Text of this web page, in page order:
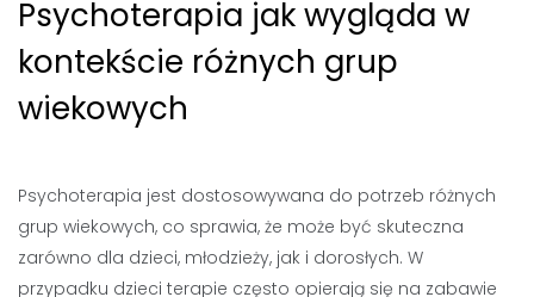
Psychoterapia jak wygląda w
kontekście różnych grup
wiekowych
Psychoterapia jest dostosowywana do potrzeb różnych
grup wiekowych, co sprawia, że może być skuteczna
zarówno dla dzieci, młodzieży, jak i dorosłych. W
przypadku dzieci terapie często opierają się na zabawie